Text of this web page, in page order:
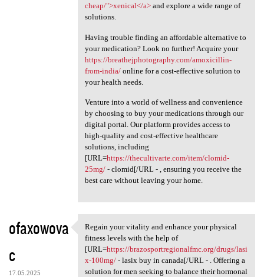
cheap/">xenical</a>and explore a wide range of
solutions.
Having trouble finding an affordable alternative to
your medication? Look no further! Acquire your
https://breathejphotography.com/amoxicillin-
from-india/online for a cost-effective solution to
your health needs.
Venture into a world of wellness and convenience
by choosing to buy your medications through our
digital portal. Our platform provides access to
high-quality and cost-effective healthcare
solutions, including
[URL=https://thecultivarte.com/item/clomid-
25mg/- clomid[/URL - , ensuring you receive the
best care without leaving your home.
ofaxowova
c
17.05.2025
Regain your vitality and
Regain your vitality and enhance your physical
fitness levels with the help of
[URL=https://brazosportregionalfmc.org/drugs/lasi
x-100mg/- lasix buy in canada[/URL - . Offering a
solution for men seeking to balance their hormonal